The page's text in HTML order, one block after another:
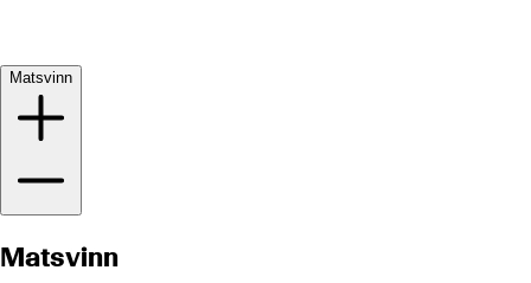
Matsvinn
Matsvinn